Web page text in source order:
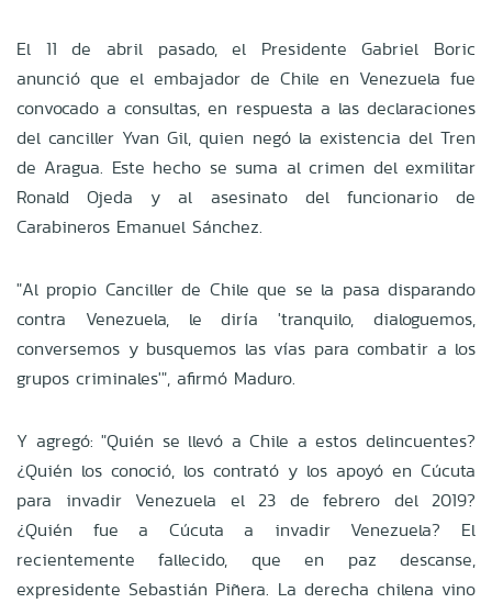
El 11 de abril pasado, el Presidente Gabriel Boric
anunció que el embajador de Chile en Venezuela fue
convocado a consultas, en respuesta a las declaraciones
del canciller Yvan Gil, quien negó la existencia del Tren
de Aragua. Este hecho se suma al crimen del exmilitar
Ronald Ojeda y al asesinato del funcionario de
Carabineros Emanuel Sánchez.
"Al propio Canciller de Chile que se la pasa disparando
contra Venezuela, le diría 'tranquilo, dialoguemos,
conversemos y busquemos las vías para combatir a los
grupos criminales'", afirmó Maduro.
Y agregó: "Quién se llevó a Chile a estos delincuentes?
¿Quién los conoció, los contrató y los apoyó en Cúcuta
para invadir Venezuela el 23 de febrero del 2019?
¿Quién fue a Cúcuta a invadir Venezuela? El
recientemente fallecido, que en paz descanse,
expresidente Sebastián Piñera. La derecha chilena vino